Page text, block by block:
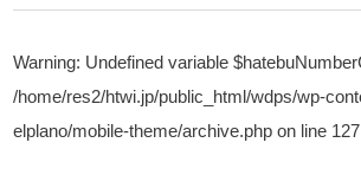
Warning: Undefined variable
/home/res2/htwi.jp/public_html/wdps/wp-
elplano/mobile-theme/archive.php on line 127